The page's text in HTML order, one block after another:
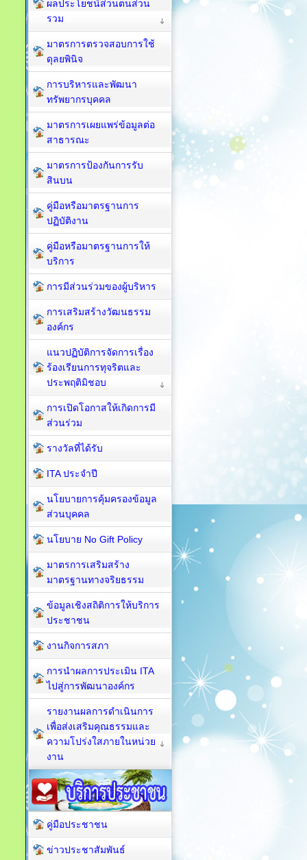
ผลประโยชน์ส่วนตนส่วน
รวม
มาตรการตรวจสอบการใช้
ดุลยพินิจ
การบริหารและพัฒนา
ทรัพยากรบุคคล
มาตรการเผยแพร่ข้อมูลต่อ
สาธารณะ
มาตรการป้องกันการรับ
สินบน
คู่มือหรือมาตรฐานการ
ปฏิบัติงาน
คู่มือหรือมาตรฐานการให้
บริการ
การมีส่วนร่วมของผู้บริหาร
การเสริมสร้างวัฒนธรรม
องค์กร
แนวปฏิบัติการจัดการเรื่อง
ร้องเรียนการทุจริตและ
ประพฤติมิชอบ
การเปิดโอกาสให้เกิดการมี
ส่วนร่วม
รางวัลที่ได้รับ
ITA ประจำปี
นโยบายการคุ้มครองข้อมูล
ส่วนบุคคล
นโยบาย No Gift Policy
มาตรการเสริมสร้าง
มาตรฐานทางจริยธรรม
ข้อมูลเชิงสถิติการให้บริการ
ประชาชน
งานกิจการสภา
การนำผลการประเมิน ITA
ไปสู่การพัฒนาองค์กร
รายงานผลการดำเนินการ
เพื่อส่งเสริมคุณธรรมและ
ความโปร่งใสภายในหน่วย
งาน
คู่มือประชาชน
ข่าวประชาสัมพันธ์